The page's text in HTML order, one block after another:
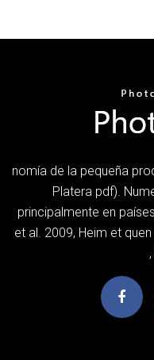
nomía de la pequeña
Platera pdf).
principalmente en
et al. 2009, Heim et